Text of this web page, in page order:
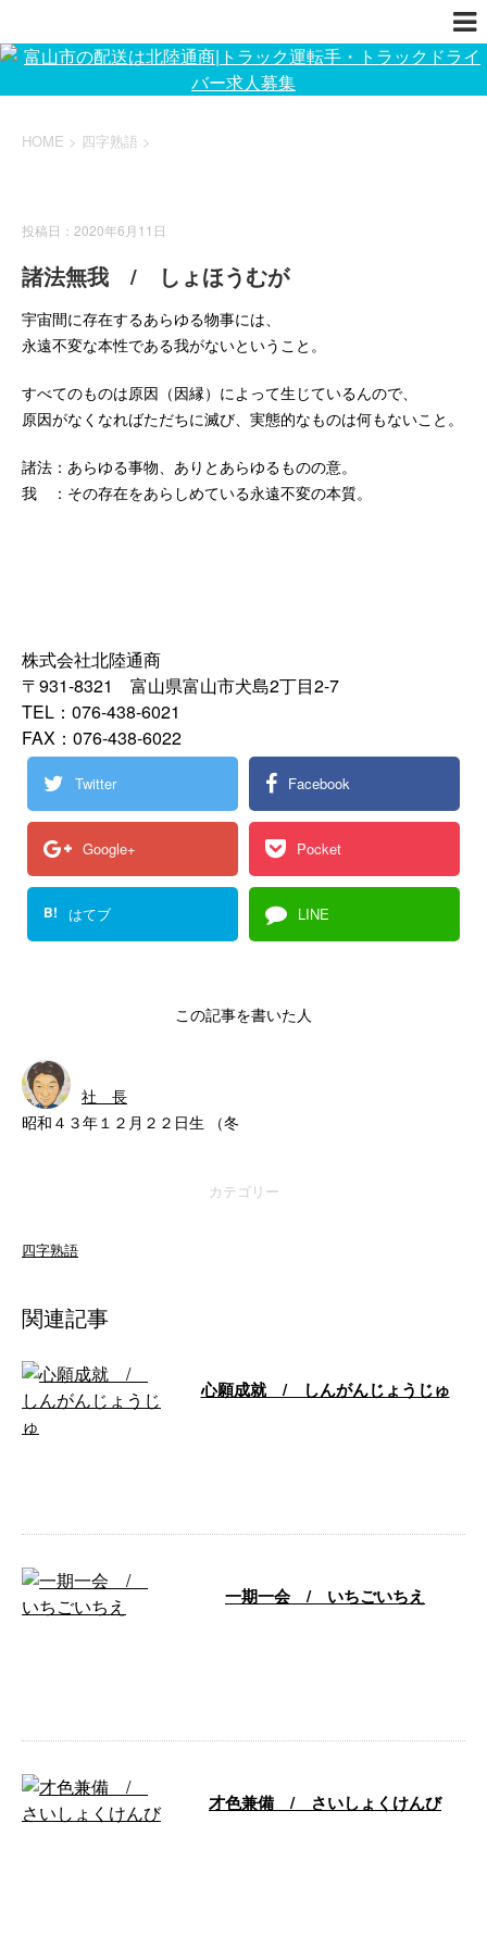
HOME > 四字熟語 >
投稿日：2020年6月11日
諸法無我 / しょほうむが
宇宙間に存在するあらゆる物事には、
永遠不変な本性である我がないということ。
すべてのものは原因（因縁）によって生じているんので、
原因がなくなればただちに滅び、実態的なものは何もないこと。
諸法：あらゆる事物、ありとあらゆるものの意。
我 ：その存在をあらしめている永遠不変の本質。
株式会社北陸通商
〒931-8321 富山県富山市犬島2丁目2-7
TEL：076-438-6021
FAX：076-438-6022
Twitter Facebook
Google+ Pocket
B! はてブ LINE
この記事を書いた人
社 長
昭和４３年１２月２２日生 （冬
カテゴリー
四字熟語
関連記事
心願成就 / しんがんじょうじゅ
一期一会 / いちごいちえ
才色兼備 / さいしょくけんび